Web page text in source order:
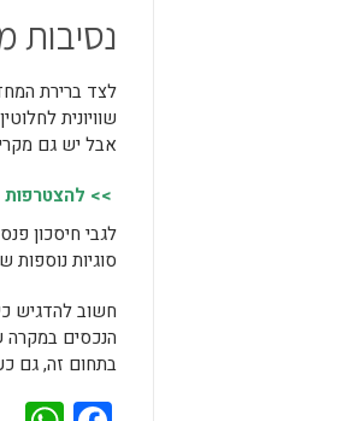
נסיבות
לצד ברירת
שוויונית
אבל יש גם
>> להצטרפות
לגבי חיסכון
סוגיות נוספות
חשוב להדגיש
הנכסים במקרה
בתחום זה, גם